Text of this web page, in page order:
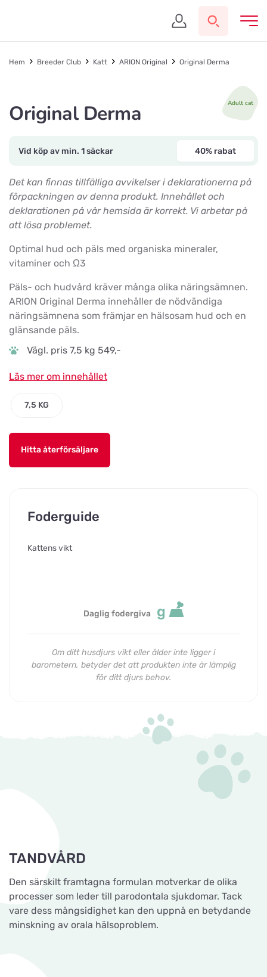
Hem Breeder Club Katt ARION Original Original Derma
Adult cat
Original Derma
Vid köp av min. 1 säckar 40% rabat
Det kan finnas tillfälliga avvikelser i deklarationerna på
förpackningen av denna produkt. Innehållet och
deklarationen på vår hemsida är korrekt. Vi arbetar på
att lösa problemet.
Optimal hud och päls med organiska mineraler,
vitaminer och Ω3
Päls- och hudvård kräver många olika näringsämnen.
ARION Original Derma innehåller de nödvändiga
näringsämnena som främjar en hälsosam hud och en
glänsande päls.
Vägl. pris 7,5 kg 549,-
Läs mer om innehållet
7,5 KG
Hitta återförsäljare
Foderguide
Kattens vikt
Daglig fodergiva g
Om ditt husdjurs vikt eller ålder inte ligger i
barometern, betyder det att produkten inte är lämplig
för ditt djurs behov.
TANDVÅRD
Den särskilt framtagna formulan motverkar de olika
processer som leder till parodontala sjukdomar. Tack
vare dess mångsidighet kan den uppnå en betydande
minskning av orala hälsoproblem.